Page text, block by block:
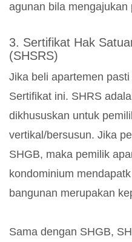
agunan bila mengajukan
3. Sertifikat Hak
(SHSRS)
Jika beli apartemen
Sertifikat ini. SHRS
dikhususkan untuk
vertikal/bersusun. Jika
SHGB, maka pemilik
kondominium
bangunan merupakan
Sama dengan SHGB,